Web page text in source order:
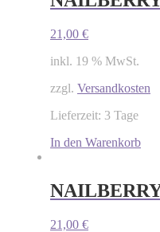
21,00 €
inkl. 19 % MwSt.
zzgl. Versandkosten
Lieferzeit: 3 Tage
In den Warenkorb
21,00 €